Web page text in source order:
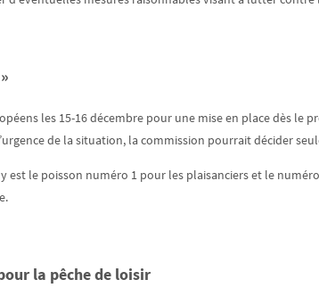
les 15-16 décembre pour une mise en place dès le
de la situation, la commission pourrait décider
est le poisson numéro 1 pour les plaisanciers et le
la pêche de loisir